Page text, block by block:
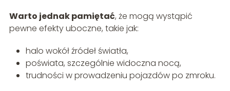
Warto jednak pamiętać, że mogą wystąpić
pewne efekty uboczne, takie jak:
halo wokół źródeł światła,
poświata, szczególnie widoczna nocą,
trudności w prowadzeniu pojazdów po zmroku.